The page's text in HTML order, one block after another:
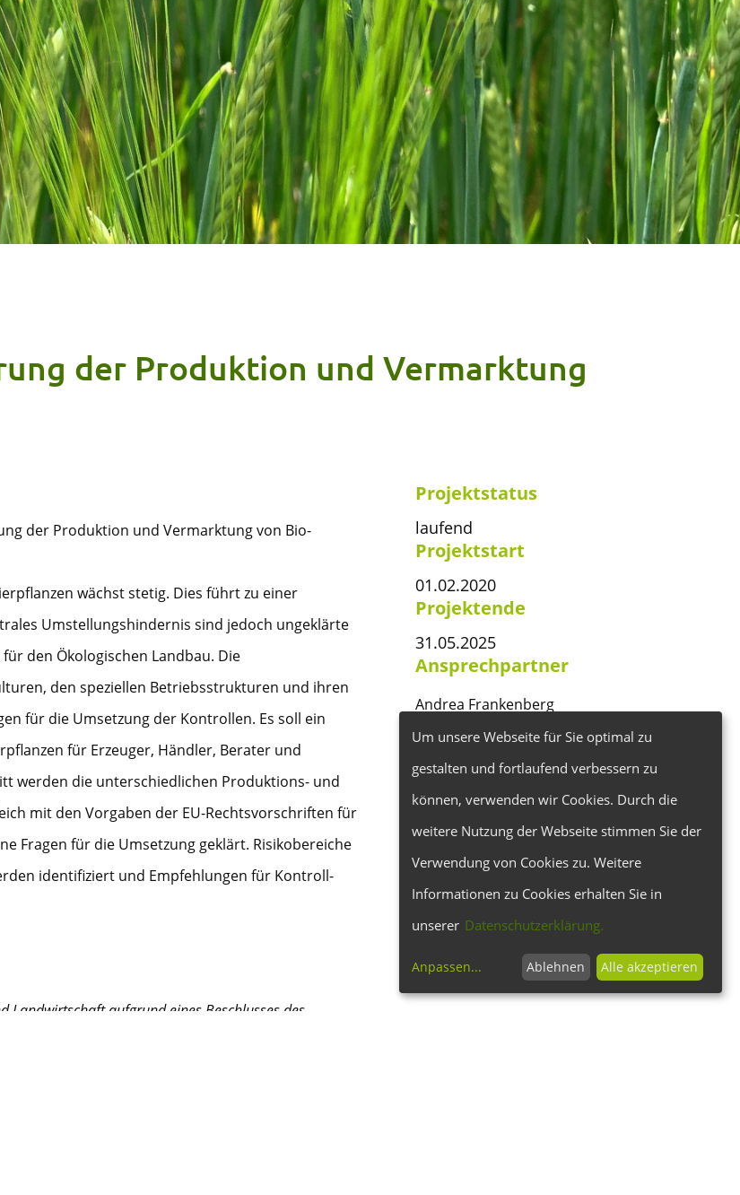
der Produktion und Vermarktung
der Produktion und Vermarktung von Bio-
wächst stetig. Dies führt zu einer
Umstellungshindernis sind jedoch ungeklärte
den Ökologischen Landbau. Die
den speziellen Betriebsstrukturen und ihren
für die Umsetzung der Kontrollen. Es soll ein
für Erzeuger, Händler, Berater und
werden die unterschiedlichen Produktions- und
mit den Vorgaben der EU-Rechtsvorschriften für
Fragen für die Umsetzung geklärt. Risikobereiche
identifiziert und Empfehlungen für Kontroll-
aufgrund eines Beschlusses des
Projektstatus
laufend
Projektstart
01.02.2020
Projektende
31.05.2025
Ansprechpartner
Andrea Frankenberg
andrea.frankenberg@bioland.de
Um unsere Webseite für Sie optimal zu
gestalten und fortlaufend verbessern zu
können, verwenden wir Cookies. Durch die
weitere Nutzung der Webseite stimmen Sie der
Verwendung von Cookies zu. Weitere
Informationen zu Cookies erhalten Sie in
unserer Datenschutzerklärung.
Anpassen... Ablehnen Alle akzeptieren